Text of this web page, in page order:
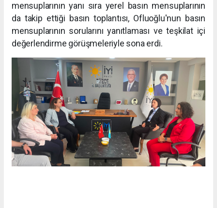
mensuplarının yanı sıra yerel basın mensuplarının
da takip ettiği basın toplantısı, Ofluoğlu'nun basın
mensuplarının sorularını yanıtlaması ve teşkilat içi
değerlendirme görüşmeleriyle sona erdi.